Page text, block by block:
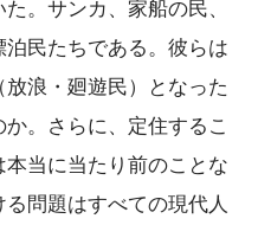
。サンカ、家船の民、
民たちである。彼らは
浪・廻遊民）となった
。さらに、定住するこ
当に当たり前のことな
問題はすべての現代人